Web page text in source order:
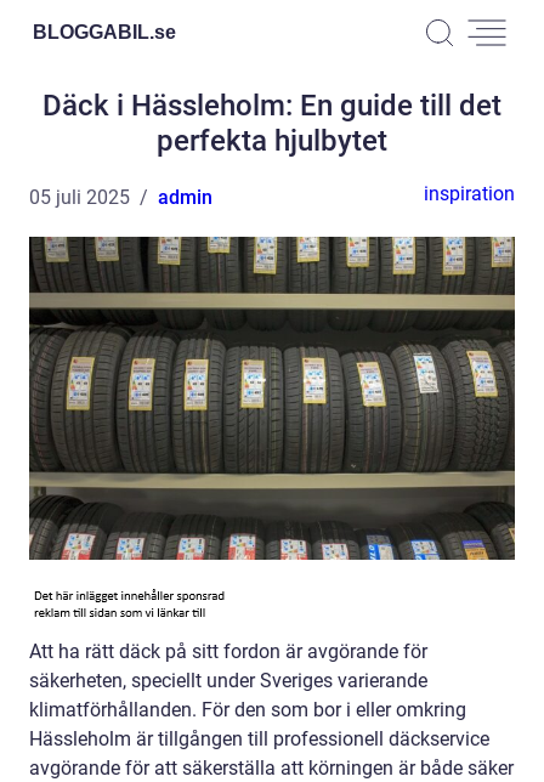
BLOGGABIL.se
Däck i Hässleholm: En guide till det
perfekta hjulbytet
05 juli 2025 admin inspiration
Att ha rätt däck på sitt fordon är avgörande för
säkerheten, speciellt under Sveriges varierande
klimatförhållanden. För den som bor i eller omkring
Hässleholm är tillgången till professionell däckservice
avgörande för att säkerställa att körningen är både säker